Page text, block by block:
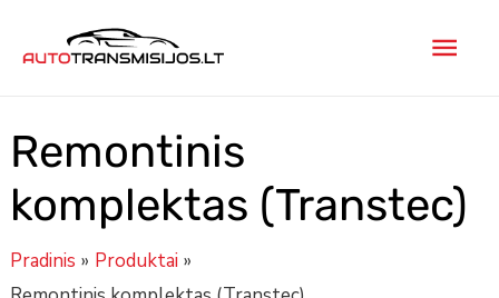
prie
Remontinis
komplektas (Transtec)
Pradinis
Produktai